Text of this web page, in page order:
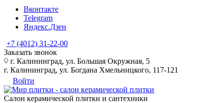
Вконтакте
Telegram
Яндекс.Дзен
+7 (4012) 31-22-00
Заказать звонок
г. Калининград, ул. Большая Окружная, 5
г. Калининград, ул. Богдана Хмельницкого, 117-121
Войти
Салон керамической плитки и сантехники